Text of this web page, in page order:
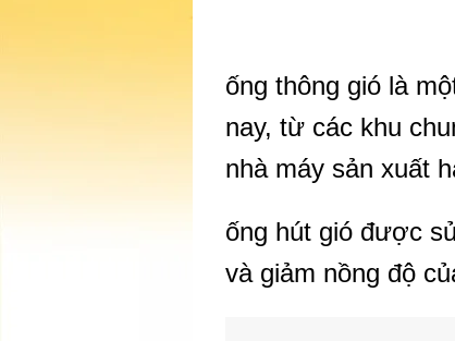
ống thông gió là
nay, từ các khu
nhà máy sản xuất
ống hút gió được
và giảm nồng độ